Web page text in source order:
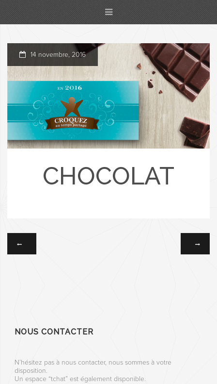
14 novembre, 2016
CHOCOLAT
NOUS CONTACTER
N’hésitez pas à nous contacter, nous sommes à votre
disposition.
Un espace “tchat” est également disponible.